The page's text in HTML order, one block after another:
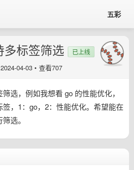
五彩
标签筛选
已上线
2024-04-03 • 查看707
选，例如我想看 go 的性能优化，
，1：go，2：性能优化。希望能在
选。